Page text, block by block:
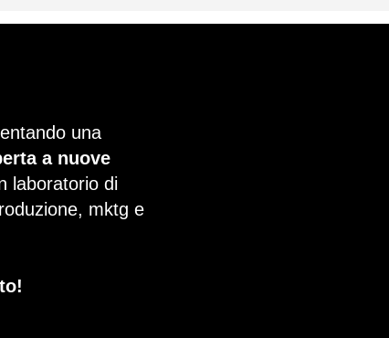
una
a nuove
laboratorio di
mktg e